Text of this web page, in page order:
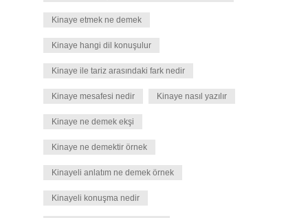
Kinaye etmek ne demek
Kinaye hangi dil konuşulur
Kinaye ile tariz arasındaki fark nedir
Kinaye mesafesi nedir Kinaye nasıl yazılır
Kinaye ne demek ekşi
Kinaye ne demektir örnek
Kinayeli anlatım ne demek örnek
Kinayeli konuşma nedir